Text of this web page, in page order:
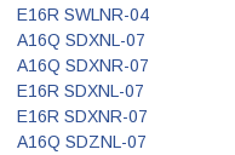
E16R SWLNR-04
A16Q SDXNL-07
A16Q SDXNR-07
E16R SDXNL-07
E16R SDXNR-07
A16Q SDZNL-07